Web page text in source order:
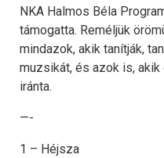
NKA Halmos Béla
támogatta. Reméljük
mindazok, akik tanítják,
muzsikát, és azok is,
iránta.
—-
1 – Héjsza